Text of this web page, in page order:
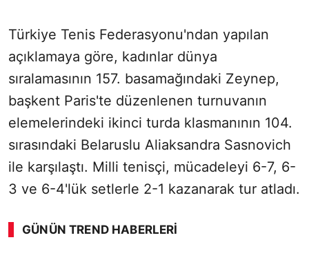
Türkiye Tenis Federasyonu'ndan yapılan
açıklamaya göre, kadınlar dünya
sıralamasının 157. basamağındaki Zeynep,
başkent Paris'te düzenlenen turnuvanın
elemelerindeki ikinci turda klasmanının 104.
sırasındaki Belaruslu Aliaksandra Sasnovich
ile karşılaştı. Milli tenisçi, mücadeleyi 6-7, 6-
3 ve 6-4'lük setlerle 2-1 kazanarak tur atladı.
GÜNÜN TREND HABERLERI